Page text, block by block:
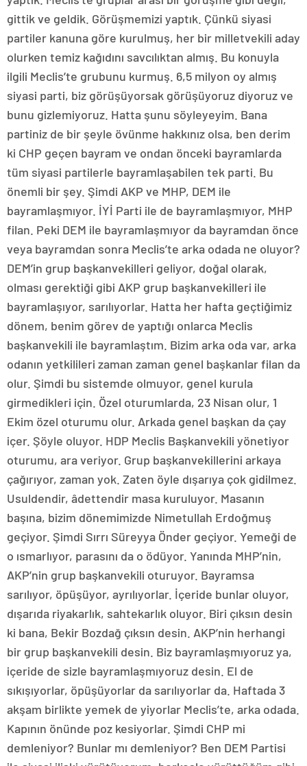
gittik ve geldik. Görüşmemizi yaptık. Çünkü siyasi
partiler kanuna göre kurulmuş, her bir milletvekili aday
olurken temiz kağıdını savcılıktan almış. Bu konuyla
ilgili Meclis’te grubunu kurmuş. 6,5 milyon oy almış
siyasi parti, biz görüşüyorsak görüşüyoruz diyoruz ve
bunu gizlemiyoruz. Hatta şunu söyleyeyim. Bana
partiniz de bir şeyle övünme hakkınız olsa, ben derim
ki CHP geçen bayram ve ondan önceki bayramlarda
tüm siyasi partilerle bayramlaşabilen tek parti. Bu
önemli bir şey. Şimdi AKP ve MHP, DEM ile
bayramlaşmıyor. İYİ Parti ile de bayramlaşmıyor, MHP
filan. Peki DEM ile bayramlaşmıyor da bayramdan önce
veya bayramdan sonra Meclis’te arka odada ne oluyor?
DEM’in grup başkanvekilleri geliyor, doğal olarak,
olması gerektiği gibi AKP grup başkanvekilleri ile
bayramlaşıyor, sarılıyorlar. Hatta her hafta geçtiğimiz
dönem, benim görev de yaptığı onlarca Meclis
başkanvekili ile bayramlaştım. Bizim arka oda var, arka
odanın yetkilileri zaman zaman genel başkanlar filan da
olur. Şimdi bu sistemde olmuyor, genel kurula
girmedikleri için. Özel oturumlarda, 23 Nisan olur, 1
Ekim özel oturumu olur. Arkada genel başkan da çay
içer. Şöyle oluyor. HDP Meclis Başkanvekili yönetiyor
oturumu, ara veriyor. Grup başkanvekillerini arkaya
çağırıyor, zaman yok. Zaten öyle dışarıya çok gidilmez.
Usuldendir, âdettendir masa kuruluyor. Masanın
başına, bizim dönemimizde Nimetullah Erdoğmuş
geçiyor. Şimdi Sırrı Süreyya Önder geçiyor. Yemeği de
o ısmarlıyor, parasını da o ödüyor. Yanında MHP’nin,
AKP’nin grup başkanvekili oturuyor. Bayramsa
sarılıyor, öpüşüyor, ayrılıyorlar. İçeride bunlar oluyor,
dışarıda riyakarlık, sahtekarlık oluyor. Biri çıksın desin
ki bana, Bekir Bozdağ çıksın desin. AKP’nin herhangi
bir grup başkanvekili desin. Biz bayramlaşmıyoruz ya,
içeride de sizle bayramlaşmıyoruz desin. El de
sıkışıyorlar, öpüşüyorlar da sarılıyorlar da. Haftada 3
akşam birlikte yemek de yiyorlar Meclis’te, arka odada.
Kapının önünde poz kesiyorlar. Şimdi CHP mi
demleniyor? Bunlar mı demleniyor? Ben DEM Partisi